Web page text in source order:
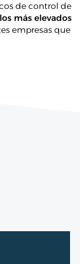
de control de
más elevados
empresas que